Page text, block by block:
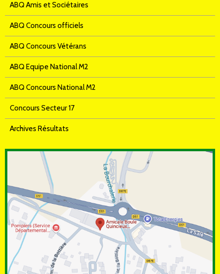
ABQ Amis et Sociétaires
ABQ Concours officiels
ABQ Concours Vétérans
ABQ Equipe National M2
ABQ Concours National M2
Concours Secteur 17
Archives Résultats